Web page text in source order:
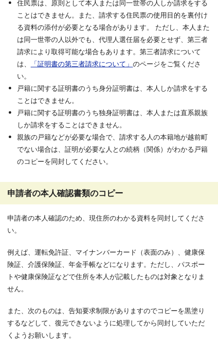
住民票は、原則として本人または同一世帯の人しか請求をする
ことはできません。また、請求する住民票の使用目的を裏付け
る資料の添付が必要となる場合があります。 ただし、本人また
は同一世帯の人以外でも、代理人選任届を必要とせず、第三者
請求により取得可能な場合もあります。第三者請求について
は、
「証明書の第三者請求について」 のページをご覧くださ
い。
戸籍に関する証明書のうち身分証明書は、本人しか請求をする
ことはできません。
戸籍に関する証明書のうち独身証明書は、本人または直系親族
しか請求をすることはできません。
親族の戸籍などが必要な場合で、請求する人の本籍地が越前町
でない場合は、証明が必要な人との続柄（関係）がわかる戸籍
のコピーを同封してください。
申請者の本人確認書類のコピー
申請者の本人確認のため、現住所のわかる資料を同封してくださ
い。
例えば、運転免許証、マイナンバーカード（表面のみ）、健康保
険証、介護保険証、年金手帳などになります。ただし、パスポー
トや健康保険証などで住所を本人が記載したものは対象となりま
せん。
また、次のものは、告知要求制限がありますのでコピーを黒塗り
するなどして、復元できないように処理してから同封していただ
くようお願いします。